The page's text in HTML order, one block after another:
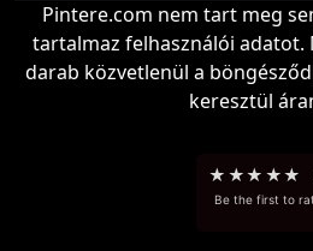
Pintere.com nem tart meg
tartalmaz felhasználói
darab közvetlenül a
keresztül
★ ★★ ★★
Be the first to